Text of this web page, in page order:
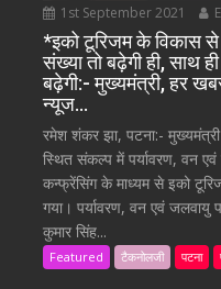
1st September 2021
*इको टूरिजम के विकास से
संख्या तो बढ़ेगी ही, साथ
बढ़ेगी:- मुख्यमंत्री, हर
न्यूज…
रमेश शंकर झा, पटना:-
स्थित संकल्प में पर्यावरण, वन एवं
कन्फ्रेंसिंग के माध्यम से इको
गया। पर्यावरण, वन एवं जलवायु
कुमार सिंह...
Featured टैकनोलजी पटना